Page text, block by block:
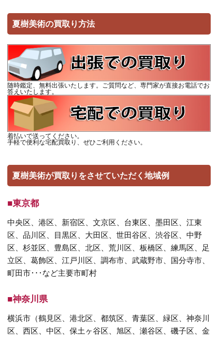
夏樹美術の買取り方法
随時鑑定、無料出張いたします。ご質問など、専門家が直接お電話でお
答えいたします。
着払いで送ってください。
手軽で便利な宅配買取り、ぜひご利用ください。
夏樹美術が買取りをさせていただく地域例
■東京都
中央区、港区、新宿区、文京区、台東区、墨田区、江東
区、品川区、目黒区、大田区、世田谷区、渋谷区、中野
区、杉並区、豊島区、北区、荒川区、板橋区、練馬区、足
立区、葛飾区、江戸川区、調布市、武蔵野市、国分寺市、
町田市･･･など主要市町村
■神奈川県
横浜市（鶴見区、港北区、都筑区、青葉区、緑区、神奈川
区、西区、中区、保土ヶ谷区、旭区、瀬谷区、磯子区、金